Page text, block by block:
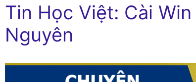
Tin Học Việt: Cài
Nguyên